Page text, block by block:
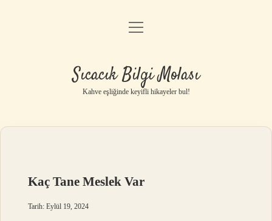
Anasayfa
Yasal Uyarı
menüyü
Sıcacık Bilgi Molası
Kahve eşliğinde keyifli hikayeler bul!
Kaç Tane Meslek Var
Tarih: Eylül 19, 2024